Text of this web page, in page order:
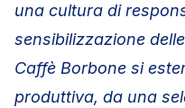
una cultura di
sensibilizzazione
Caffè Borbone si
produttiva, da una